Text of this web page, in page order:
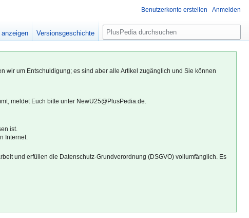
wir um Entschuldigung; es sind aber alle Artikel zugänglich und Sie können
meldet Euch bitte unter NewU25@PlusPedia.de.
ist.
Internet.
und erfüllen die Datenschutz-Grundverordnung (DSGVO) vollumfänglich. Es
Benutzerkonto erstellen Anmelden
Versionsgeschichte
S
u
c
e